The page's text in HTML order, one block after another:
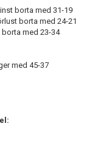
borta med 31-19
borta med 24-21
med 23-34
med 45-37